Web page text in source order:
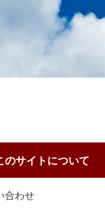
のサイトについて
合わせ